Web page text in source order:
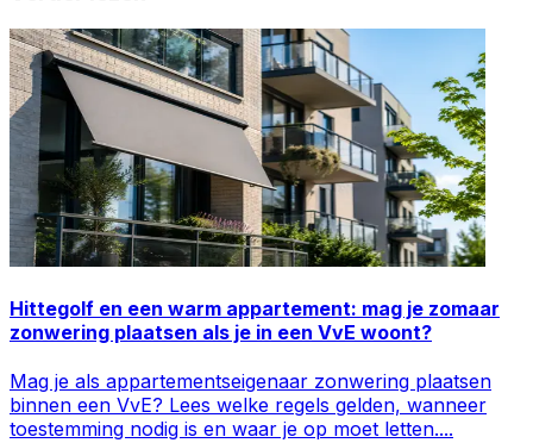
Hittegolf en een warm appartement: mag je zomaar
zonwering plaatsen als je in een VvE woont?
Mag je als appartementseigenaar zonwering plaatsen
binnen een VvE? Lees welke regels gelden, wanneer
toestemming nodig is en waar je op moet letten....